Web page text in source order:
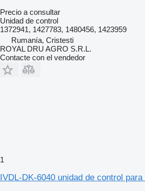
Precio a consultar
Unidad de control
1372941, 1427783, 1480456, 1423959
Rumanía, Cristesti
ROYAL DRU AGRO S.R.L.
Contacte con el vendedor
1
IVDL-DK-6040 unidad de control